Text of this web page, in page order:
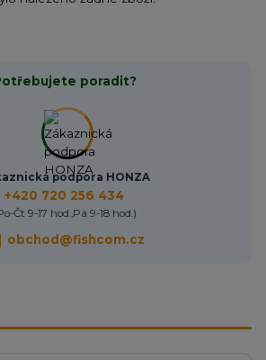
poradit?
podpora HONZA
+420 720 256 434
Čt 9-17 hod.,Pá 9-18 hod.)
obchod@fishcom.cz